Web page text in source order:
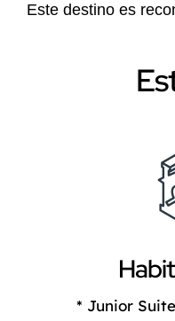
Este destino es
* Junior